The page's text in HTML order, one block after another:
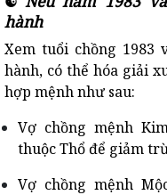
hành
Xem tuổi chồng 1983
hành, có thể hóa giải
hợp mệnh như sau:
Vợ chồng mệnh
thuộc Thổ để giảm
Vợ chồng mệnh